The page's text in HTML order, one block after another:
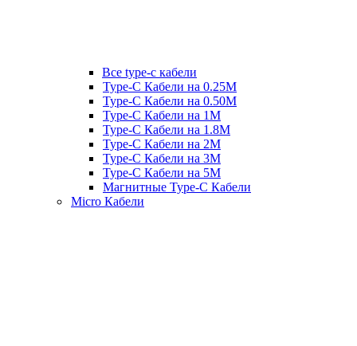
Все type-c кабели
Type-C Кабели на 0.25М
Type-C Кабели на 0.50М
Type-C Кабели на 1М
Type-C Кабели на 1.8М
Type-C Кабели на 2М
Type-C Кабели на 3М
Type-C Кабели на 5М
Магнитные Type-C Кабели
Micro Кабели